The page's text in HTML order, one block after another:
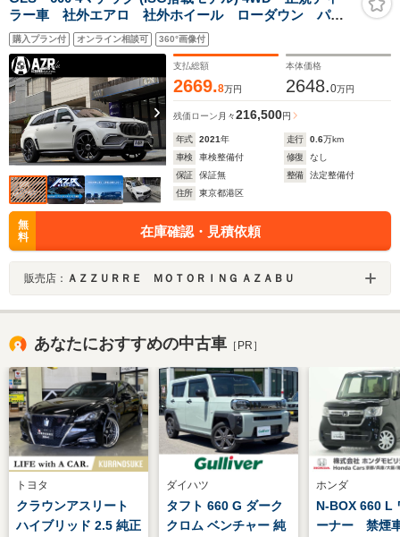
ラー車 社外エアロ 社外ホイール ローダウン パノ
ラミックサンルーフ ブルメスターサウンド リアエン
ターテイメント アンビエントライト レーダーセーフ
ティー リラクゼーション機能
購入プラン付 オンライン相談可 360°画像付
支払総額
2669.8万円
本体価格
2648.0万円
残価ローン 月々216,500円
年式 2021年 走行 0.6万km
車検
車検整備付 修復
なし
保証
保証無 整備
法定整備付
住所
東京都港区
無
料
在庫確認・見積依頼
販売店： ＡＺＺＵＲＲＥ ＭＯＴＯＲＩＮＧ ＡＺＡＢＵ
あなたにおすすめの中古車 ［PR］
トヨタ
クラウンアスリート
ハイブリッド 2.5 純正
ダイハツ
タフト 660 G ダーク
クロム ベンチャー 純
ホンダ
N-BOX 660 L
ーナー 禁煙